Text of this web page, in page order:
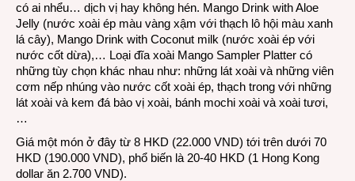
có ai nhểu… dịch vị hay không hén. Mango Drink with Aloe
Jelly (nước xoài ép màu vàng xậm với thạch lô hội màu xanh
lá cây), Mango Drink with Coconut milk (nước xoài ép với
nước cốt dừa),… Loại đĩa xoài Mango Sampler Platter có
những tùy chọn khác nhau như: những lát xoài và những viên
cơm nếp nhúng vào nước cốt xoài ép, thạch trong với những
lát xoài và kem đá bào vị xoài, bánh mochi xoài và xoài tươi,
…
Giá một món ở đây từ 8 HKD (22.000 VND) tới trên dưới 70
HKD (190.000 VND), phổ biến là 20-40 HKD (1 Hong Kong
dollar ăn 2.700 VND).